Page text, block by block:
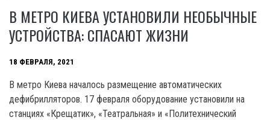
В МЕТРО КИЕВА УСТАНОВИЛИ НЕОБЫЧНЫЕ
УСТРОЙСТВА: СПАСАЮТ ЖИЗНИ
18 ФЕВРАЛЯ, 2021
В метро Киева началось размещение автоматических
дефибрилляторов. 17 февраля оборудование установили на
станциях «Крещатик», «Театральная» и «Политехнический